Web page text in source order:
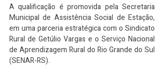
A qualificação é promovida pela Secretaria
Municipal de Assistência Social de Estação,
em uma parceria estratégica com o Sindicato
Rural de Getúlio Vargas e o Serviço Nacional
de Aprendizagem Rural do Rio Grande do Sul
(SENAR-RS).